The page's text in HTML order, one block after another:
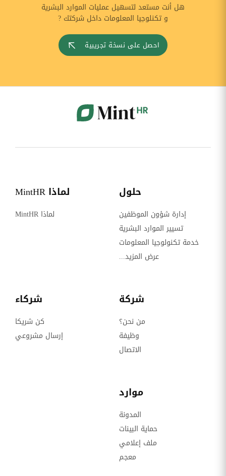
هل أنت مستعد لتسهيل عمليات الموارد البشرية
و تكنلوجيا المعلومات داخل شركتك ?
احصل على نسخة تجريبية
حلول
إدارة شؤون الموظفين
تسيير الموارد البشرية
خدمة تكنولوجيا المعلومات
عرض المزيد...
لماذا MintHR
لماذا MintHR
شركة
من نحن؟
وظيفة
الاتصال
شركاء
كن شريكا
إرسال مشروعي
موارد
المدونة
حماية البينات
ملف إعلامي
معجم